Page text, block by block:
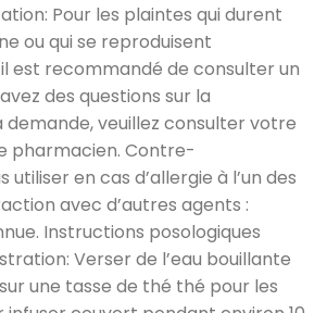
Pour les plaintes qui durent
ou qui se reproduisent
est recommandé de consulter un
des questions sur la
veuillez consulter votre
pharmacien. Contre-
utiliser en cas d’allergie à l’un des
avec d’autres agents :
Instructions posologiques
Verser de l’eau bouillante
une tasse de thé thé pour les